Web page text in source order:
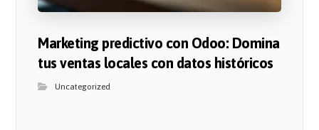
Marketing predictivo con Odoo: Domina
tus ventas locales con datos históricos
Uncategorized